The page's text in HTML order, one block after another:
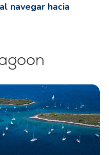
navegar hacia